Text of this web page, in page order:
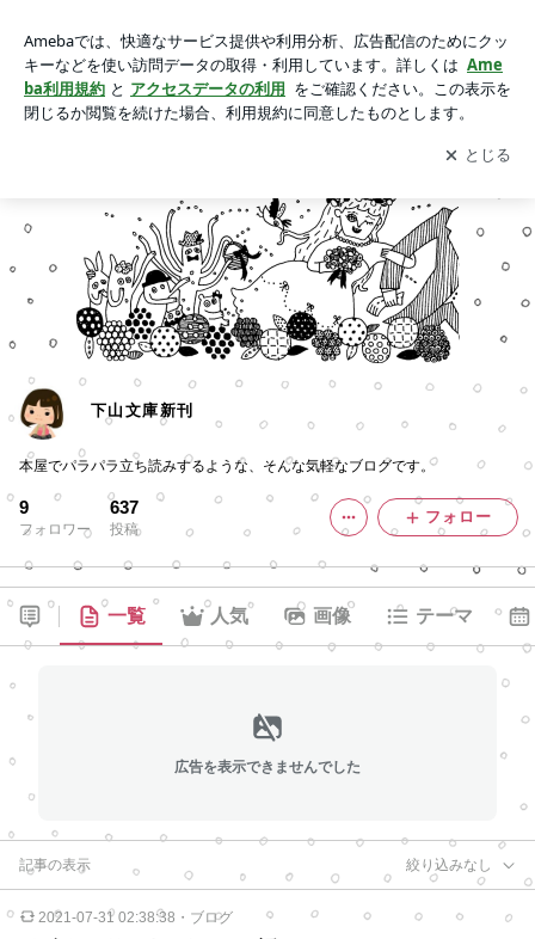
アプリをダウンロードして ブログの更新通知
を受け取りまし
ょう。
開く
下山文庫新刊
本屋でパラパラ立ち読みするような、そんな気軽なブログです。
9
フォロワー
637
投稿
フォロー
一覧 人気 画像 テーマ
広告を表示できませんでした
記事の表示 絞り込みなし
2021-07-31 02:38:38 ・ ブログ